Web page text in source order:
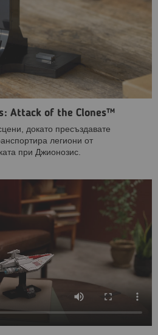
Attack of the Clones™
докато пресъздавате
легиони от
при Джионозис.